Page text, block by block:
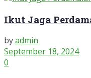
Ikut Jaga
byadmin
September 18, 2024
0